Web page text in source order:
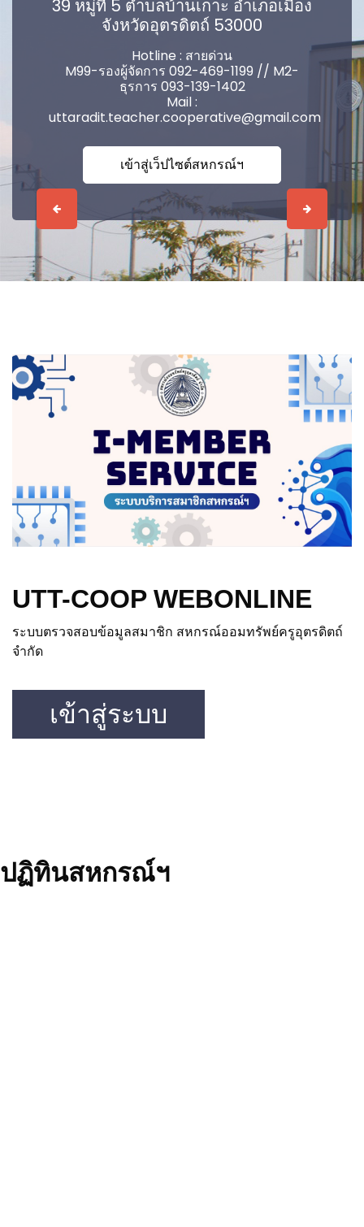
Previous Next
39 หมู่ที่ 5 ตำบลบ้านเกาะ อำเภอเมือง
จังหวัดอุตรดิตถ์ 53000
Hotline : สายด่วน
M99-รองผู้จัดการ 092-469-1199 // M2-
ธุรการ 093-139-1402
Mail :
uttaradit.teacher.cooperative@gmail.com
เข้าสู่เว็ปไซต์สหกรณ์ฯ
UTT-COOP WEBONLINE
ระบบตรวจสอบข้อมูลสมาชิก สหกรณ์ออมทรัพย์ครูอุตรดิตถ์
จำกัด
เข้าสู่ระบบ
ปฏิทินสหกรณ์ฯ